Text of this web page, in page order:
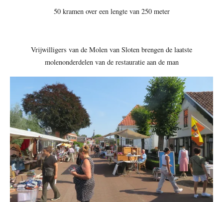
50 kramen over een lengte van 250 meter
Vrijwilligers van de Molen van Sloten brengen de laatste
molenonderdelen van de restauratie aan de man